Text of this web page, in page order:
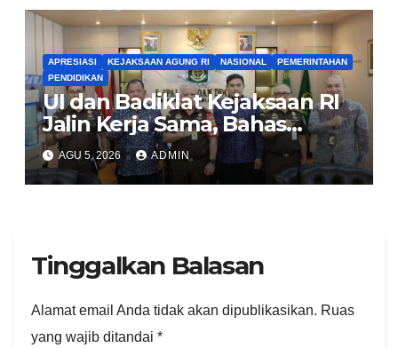
APRESIASI KEJAKSAAN AGUNG RI NASIONAL
PEMERINTAHAN
PENDIDIKAN
UI dan Badiklat Kejaksaan RI
Jalin Kerja Sama, Bahas
Pembentukan Pusat Studi
Kajian Kejaksaan
AGU 5, 2026 ADMIN
Tinggalkan Balasan
Alamat email Anda tidak akan dipublikasikan. Ruas
yang wajib ditandai *